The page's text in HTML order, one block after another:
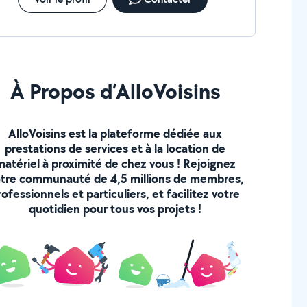
À Propos d’AlloVoisins
AlloVoisins est la plateforme dédiée aux
prestations de services et à la location de
à proximité de chez vous ! Rejoignez
communauté de 4,5 millions de membres,
et particuliers, et facilitez votre
quotidien pour tous vos projets !